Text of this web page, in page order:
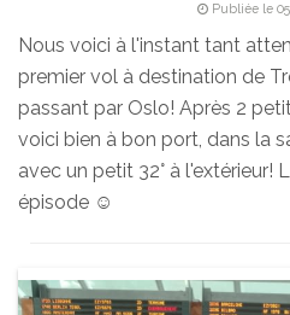
Publiée le
Nous voici à l'instant tant
premier vol à destination de
passant par Oslo! Après 2
voici bien à bon port, dans la
avec un petit 32° à l'extérieur!
épisode ☺️